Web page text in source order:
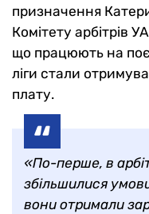
призначення
Комітету арбітрів
що працюють на
ліги стали
плату.
«По-перше, в
збільшилися
вони отримали